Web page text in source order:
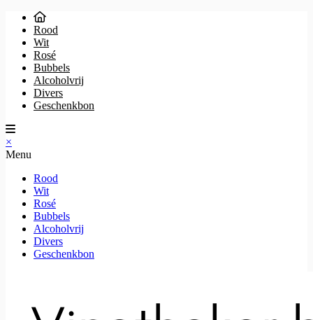
Rood
Wit
Rosé
Bubbels
Alcoholvrij
Divers
Geschenkbon
×
Menu
Rood
Wit
Rosé
Bubbels
Alcoholvrij
Divers
Geschenkbon